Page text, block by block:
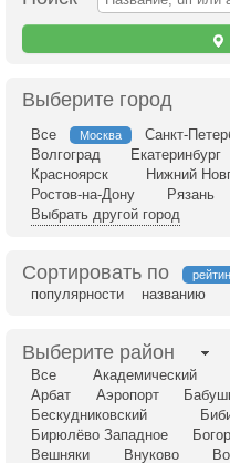
Выберите город
Все Москва Санкт-
Волгоград
Екатеринбург
Красноярск
Нижний
Ростов-на-Дону
Рязань
Выбрать другой город
Сортировать по
популярности
названию
Выберите район
Все Академический
Арбат
Аэропорт
Бескудниковский
Бирюлёво Западное
Вешняки
Внуково